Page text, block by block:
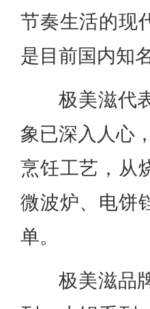
节奏生活的现
是目前国内知
极美滋代
象已深入人心
烹饪工艺，从
微波炉、电饼
单。
极美滋品